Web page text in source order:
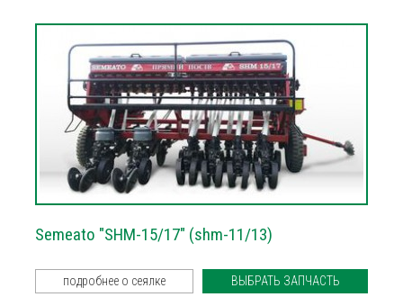
Semeato "SHM-15/17" (shm-11/13)
подробнее о сеялке ВЫБРАТЬ ЗАПЧАСТЬ